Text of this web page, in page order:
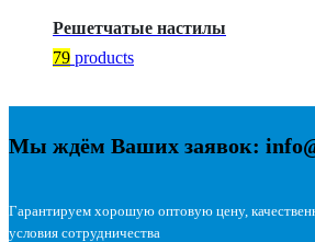
Решетчатые настилы
79 products
Мы ждём Ваших заявок:
Гарантируем хорошую оптовую цену,
условия сотрудничества